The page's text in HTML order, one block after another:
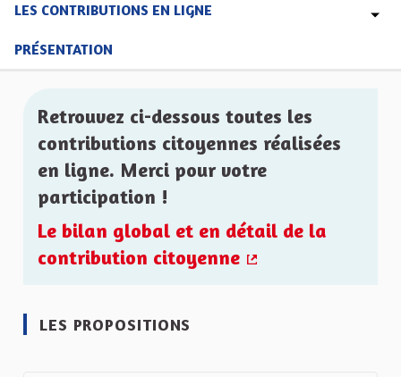
LES CONTRIBUTIONS EN LIGNE
PRÉSENTATION
Retrouvez ci-dessous toutes les
contributions citoyennes réalisées
en ligne. Merci pour votre
participation !
Le bilan global et en détail de la
contribution citoyenne
LES PROPOSITIONS